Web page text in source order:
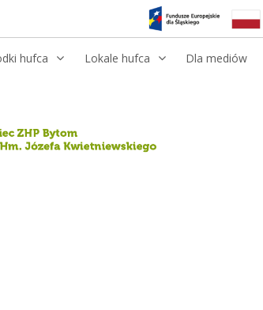
hufca Lokale hufca Dla mediów